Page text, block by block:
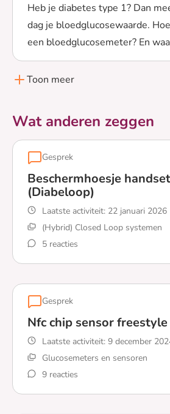
Heb je diabetes type 1? Dan
dag je bloedglucosewaarde.
een bloedglucosemeter? En
letten?
Lees meer over Je
Toon meer
Wat anderen zeggen
Gesprek
Beschermhoesje
(Diabeloop)
Laatste activiteit: 22 januari 2026
(Hybrid) Closed Loop systemen
5 reacties
Lees meer over
Gesprek
Nfc chip sensor
Laatste activiteit: 9 december
Glucosemeters en sensoren
9 reacties
Lees meer over Nfc chip